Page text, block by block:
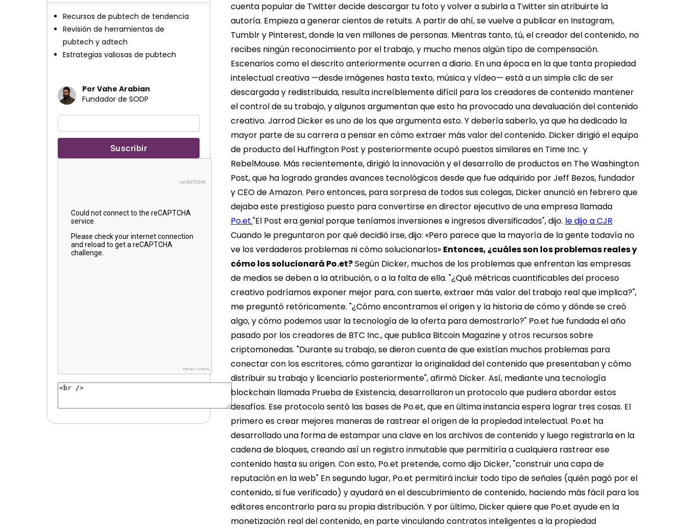
Recursos de pubtech de tendencia
Revisión de herramientas de
pubtech y adtech
Estrategias valiosas de pubtech
Por Vahe Arabian
Fundador de SODP
cuenta popular de Twitter decide descargar tu foto y volver a subirla a Twitter sin atribuirte la
autoría. Empieza a generar cientos de retuits. A partir de ahí, se vuelve a publicar en Instagram,
Tumblr y Pinterest, donde la ven millones de personas. Mientras tanto, tú, el creador del contenido, no
recibes ningún reconocimiento por el trabajo, y mucho menos algún tipo de compensación.
Escenarios como el descrito anteriormente ocurren a diario. En una época en la que tanta propiedad
intelectual creativa —desde imágenes hasta texto, música y vídeo— está a un simple clic de ser
descargada y redistribuida, resulta increíblemente difícil para los creadores de contenido mantener
el control de su trabajo, y algunos argumentan que esto ha provocado una devaluación del contenido
creativo. Jarrod Dicker es uno de los que argumenta esto. Y debería saberlo, ya que ha dedicado la
mayor parte de su carrera a pensar en cómo extraer más valor del contenido. Dicker dirigió el equipo
de producto del Huffington Post y posteriormente ocupó puestos similares en Time Inc. y
RebelMouse. Más recientemente, dirigió la innovación y el desarrollo de productos en The Washington
Post, que ha logrado grandes avances tecnológicos desde que fue adquirido por Jeff Bezos, fundador
y CEO de Amazon. Pero entonces, para sorpresa de todos sus colegas, Dicker anunció en febrero que
dejaba este prestigioso puesto para convertirse en director ejecutivo de una empresa llamada
Po.et."El Post era genial porque teníamos inversiones e ingresos diversificados", dijo. le dijo a CJR
Cuando le preguntaron por qué decidió irse, dijo: «Pero parece que la mayoría de la gente todavía no
ve los verdaderos problemas ni cómo solucionarlos» Entonces, ¿cuáles son los problemas reales y
cómo los solucionará Po.et?Según Dicker, muchos de los problemas que enfrentan las empresas
de medios se deben a la atribución, o a la falta de ella. "¿Qué métricas cuantificables del proceso
creativo podríamos exponer mejor para, con suerte, extraer más valor del trabajo real que implica?",
me preguntó retóricamente. "¿Cómo encontramos el origen y la historia de cómo y dónde se creó
algo, y cómo podemos usar la tecnología de la oferta para demostrarlo?" Po.et fue fundada el año
pasado por los creadores de BTC Inc., que publica Bitcoin Magazine y otros recursos sobre
criptomonedas. "Durante su trabajo, se dieron cuenta de que existían muchos problemas para
conectar con los escritores, cómo garantizar la originalidad del contenido que presentaban y cómo
distribuir su trabajo y licenciarlo posteriormente", afirmó Dicker. Así, mediante una tecnología
blockchain llamada Prueba de Existencia, desarrollaron un protocolo que pudiera abordar estos
desafíos. Ese protocolo sentó las bases de Po.et, que en última instancia espera lograr tres cosas. El
primero es crear mejores maneras de rastrear el origen de la propiedad intelectual. Po.et ha
desarrollado una forma de estampar una clave en los archivos de contenido y luego registrarla en la
cadena de bloques, creando así un registro inmutable que permitiría a cualquiera rastrear ese
contenido hasta su origen. Con esto, Po.et pretende, como dijo Dicker, "construir una capa de
reputación en la web" En segundo lugar, Po.et permitirá incluir todo tipo de señales (quién pagó por el
contenido, si fue verificado) y ayudará en el descubrimiento de contenido, haciendo más fácil para los
editores encontrarlo para su propia distribución. Y por último, Dicker quiere que Po.et ayude en la
monetización real del contenido, en parte vinculando contratos inteligentes a la propiedad